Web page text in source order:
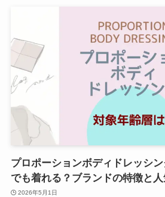
プロポーションボディドレッシ
でも着れる？ブランドの特徴と
2026年5月1日